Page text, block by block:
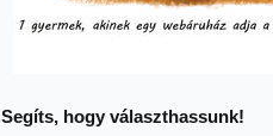
Segíts, hogy választhassunk!